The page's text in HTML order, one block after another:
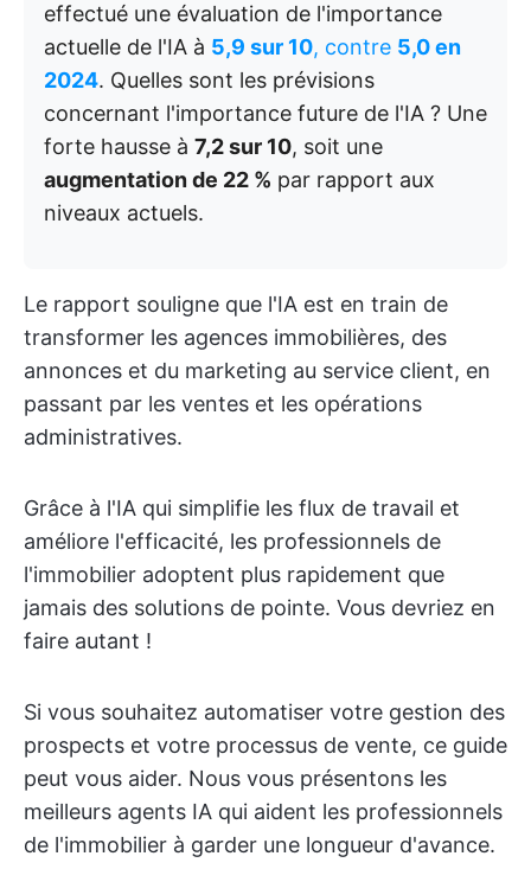
effectué une évaluation de l'importance
actuelle de l'IA à 5,9 sur 10, contre 5,0 en
2024. Quelles sont les prévisions
concernant l'importance future de l'IA ? Une
forte hausse à 7,2 sur 10, soit une
augmentation de 22 % par rapport aux
niveaux actuels.
Le rapport souligne que l'IA est en train de
transformer les agences immobilières, des
annonces et du marketing au service client, en
passant par les ventes et les opérations
administratives.
Grâce à l'IA qui simplifie les flux de travail et
améliore l'efficacité, les professionnels de
l'immobilier adoptent plus rapidement que
jamais des solutions de pointe. Vous devriez en
faire autant !
Si vous souhaitez automatiser votre gestion des
prospects et votre processus de vente, ce guide
peut vous aider. Nous vous présentons les
meilleurs agents IA qui aident les professionnels
de l'immobilier à garder une longueur d'avance.